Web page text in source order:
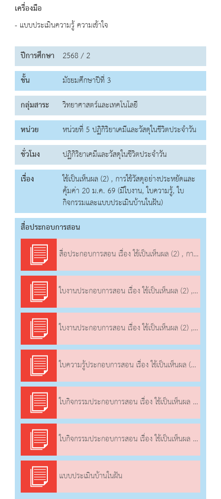
เครื่องมือ
- แบบประเมินความรู้ ความเข้าใจ
ปีการศึกษา 2568 / 2
ชั้น
มัธยมศึกษาปีที่ 3
กลุ่มสาระ
วิทยาศาสตร์และเทคโนโลยี
หน่วย
หน่วยที่ 5 ปฏิกิริยาเคมีและวัสดุในชีวิตประจำวัน
ชั่วโมง
ปฏิกิริยาเคมีและวัสดุในชีวิตประจำวัน
เรื่อง
ใช้เป็นเห็นผล (2) , การใช้วัสดุอย่างประหยัดและ
คุ้มค่า 20 ม.ค. 69 (มีใบงาน, ใบความรู้, ใบ
กิจกรรมและแบบประเมินบ้านในฝัน)
สื่อประกอบการสอน
สื่อประกอบการสอน เรื่อง ใช้เป็นเห็นผล (2) , การใช้วัสดุอย่างประหยัดและคุ้มค่า
ใบงานประกอบการสอน เรื่อง ใช้เป็นเห็นผล (2) , การใช้วัสดุอย่างประหยัดและคุ้มค่า
ใบงานประกอบการสอน เรื่อง ใช้เป็นเห็นผล (2) , การใช้วัสดุอย่างประหยัดและคุ้มค่า
ใบความรู้ประกอบการสอน เรื่อง ใช้เป็นเห็นผล (2) , การใช้วัสดุอย่างประหยัดและคุ้มค่า
ใบกิจกรรมประกอบการสอน เรื่อง ใช้เป็นเห็นผล (2) , การใช้วัสดุอย่างประหยัดและคุ้มค่า
ใบกิจกรรมประกอบการสอน เรื่อง ใช้เป็นเห็นผล (2) , การใช้วัสดุอย่างประหยัดและคุ้มค่า
แบบประเมินบ้านในฝัน